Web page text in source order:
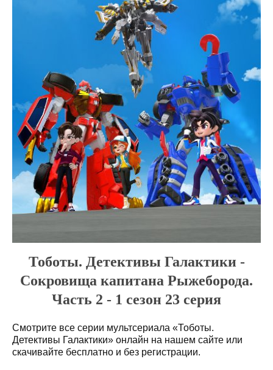
Тоботы. Детективы Галактики -
Сокровища капитана Рыжеборода.
Часть 2 - 1 сезон 23 серия
Смотрите все серии мультсериала «Тоботы.
Детективы Галактики» онлайн на нашем сайте или
скачивайте бесплатно и без регистрации.